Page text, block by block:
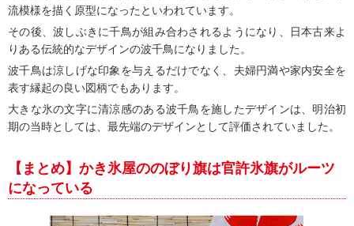
流模様を描く原型になったといわれています。
その後、波しぶきに千鳥が組み合わされるようになり、日本古来よ
りある伝統的なデザインの波千鳥になりました。
波千鳥は涼しげな印象を与えるだけでなく、夫婦円満や家内安全を
表す縁起の良い図柄でもあります。
大きな氷の文字に清涼感のある波千鳥を施したデザインは、明治初
期の当時としては、最先端のデザインとして評価されていました。
【まとめ】かき氷屋ののぼり旗は官許氷旗がルーツ
になっている